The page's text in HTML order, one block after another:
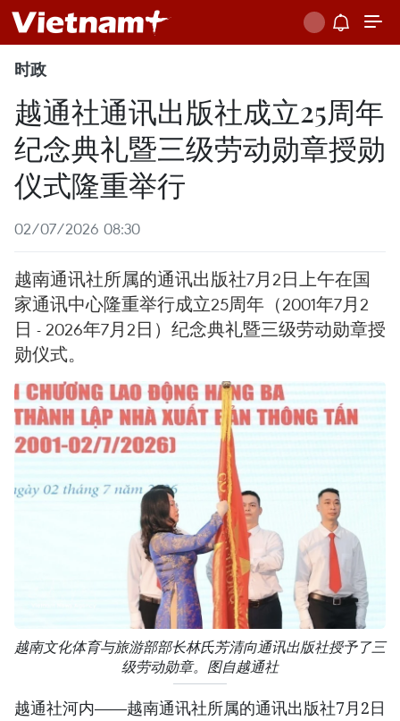
时政
越通社通讯出版社成立25周年
纪念典礼暨三级劳动勋章授勋
仪式隆重举行
02/07/2026 08:30
越南通讯社所属的通讯出版社7月2日上午在国
家通讯中心隆重举行成立25周年（2001年7月2
日 - 2026年7月2日）纪念典礼暨三级劳动勋章授
勋仪式。
越南文化体育与旅游部部长林氏芳清向通讯出版社授予了三
级劳动勋章。图自越通社
越通社河内——越南通讯社所属的通讯出版社7月2日